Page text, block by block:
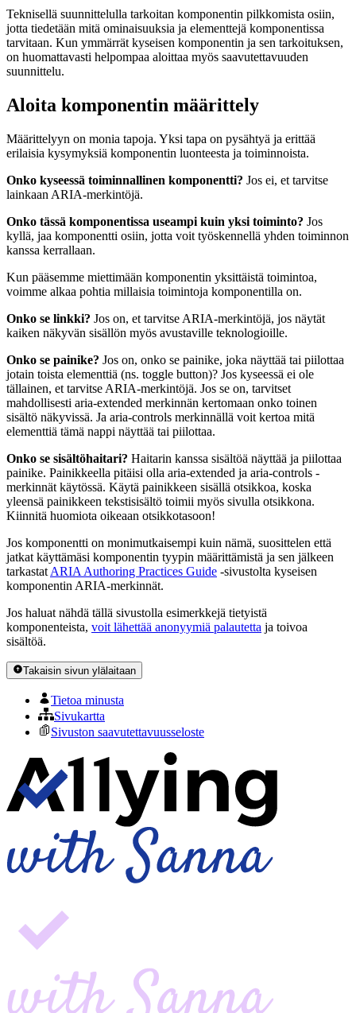
Teknisellä suunnittelulla tarkoitan komponentin pilkkomista osiin,
jotta tiedetään mitä ominaisuuksia ja elementtejä komponentissa
tarvitaan. Kun ymmärrät kyseisen komponentin ja sen tarkoituksen,
on huomattavasti helpompaa aloittaa myös saavutettavuuden
suunnittelu.
Aloita komponentin määrittely
Määrittelyyn on monia tapoja. Yksi tapa on pysähtyä ja erittää
erilaisia kysymyksiä komponentin luonteesta ja toiminnoista.
Onko kyseessä toiminnallinen komponentti? Jos ei, et tarvitse
lainkaan ARIA-merkintöjä.
Onko tässä komponentissa useampi kuin yksi toiminto? Jos
kyllä, jaa komponentti osiin, jotta voit työskennellä yhden toiminnon
kanssa kerrallaan.
Kun pääsemme miettimään komponentin yksittäistä toimintoa,
voimme alkaa pohtia millaisia toimintoja komponentilla on.
Onko se linkki? Jos on, et tarvitse ARIA-merkintöjä, jos näytät
kaiken näkyvän sisällön myös avustaville teknologioille.
Onko se painike? Jos on, onko se painike, joka näyttää tai piilottaa
jotain toista elementtiä (ns. toggle button)? Jos kyseessä ei ole
tällainen, et tarvitse ARIA-merkintöjä. Jos se on, tarvitset
mahdollisesti aria-extended merkinnän kertomaan onko toinen
sisältö näkyvissä. Ja aria-controls merkinnällä voit kertoa mitä
elementtiä tämä nappi näyttää tai piilottaa.
Onko se sisältöhaitari? Haitarin kanssa sisältöä näyttää ja piilottaa
painike. Painikkeella pitäisi olla aria-extended ja aria-controls -
merkinnät käytössä. Käytä painikkeen sisällä otsikkoa, koska
yleensä painikkeen tekstisisältö toimii myös sivulla otsikkona.
Kiinnitä huomiota oikeaan otsikkotasoon!
Jos komponentti on monimutkaisempi kuin nämä, suosittelen että
jatkat käyttämäsi komponentin tyypin määrittämistä ja sen jälkeen
tarkastat ARIA Authoring Practices Guide -sivustolta kyseisen
komponentin ARIA-merkinnät.
Jos haluat nähdä tällä sivustolla esimerkkejä tietyistä
komponenteista, voit lähettää anonyymiä palautetta ja toivoa
sisältöä.
Takaisin sivun ylälaitaan
Tietoa minusta
Sivukartta
Sivuston saavutettavuusseloste